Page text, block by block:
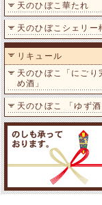
天のひぼこ華たれ
天のひぼこシェリー
リキュール
天のひぼこ「にごり
め酒」
天のひぼこ 「ゆず酒